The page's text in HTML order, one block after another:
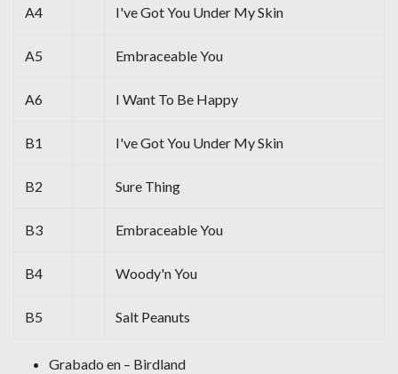
A4 I've Got You Under My Skin
A5 Embraceable You
A6 I Want To Be Happy
B1 I've Got You Under My Skin
B2 Sure Thing
B3 Embraceable You
B4 Woody'n You
B5 Salt Peanuts
Grabado en – Birdland